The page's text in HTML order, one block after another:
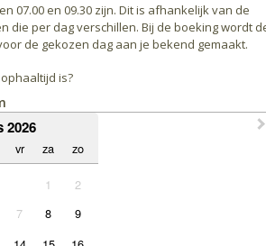
07.00 en 09.30 zijn. Dit is afhankelijk van de
die per dag verschillen. Bij de boeking wordt
de gekozen dag aan je bekend gemaakt.
is?
2026
vr za zo
1
2
7 8
9